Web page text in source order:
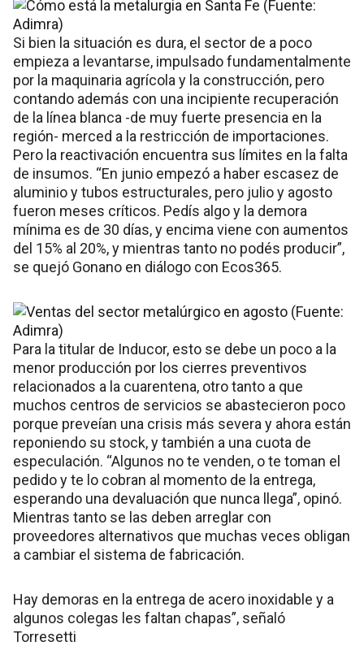
Si bien la situación es dura, el sector de a poco
empieza a levantarse, impulsado fundamentalmente
por la maquinaria agrícola y la construcción, pero
contando además con una incipiente recuperación
de la línea blanca -de muy fuerte presencia en la
región- merced a la restricción de importaciones.
Pero la reactivación encuentra sus límites en la falta
de insumos. “En junio empezó a haber escasez de
aluminio y tubos estructurales, pero julio y agosto
fueron meses críticos. Pedís algo y la demora
mínima es de 30 días, y encima viene con aumentos
del 15% al 20%, y mientras tanto no podés producir”,
se quejó Gonano en diálogo con Ecos365.
Para la titular de Inducor, esto se debe un poco a la
menor producción por los cierres preventivos
relacionados a la cuarentena, otro tanto a que
muchos centros de servicios se abastecieron poco
porque preveían una crisis más severa y ahora están
reponiendo su stock, y también a una cuota de
especulación. “Algunos no te venden, o te toman el
pedido y te lo cobran al momento de la entrega,
esperando una devaluación que nunca llega”, opinó.
Mientras tanto se las deben arreglar con
proveedores alternativos que muchas veces obligan
a cambiar el sistema de fabricación.
Hay demoras en la entrega de acero inoxidable y a
algunos colegas les faltan chapas”, señaló
Torresetti